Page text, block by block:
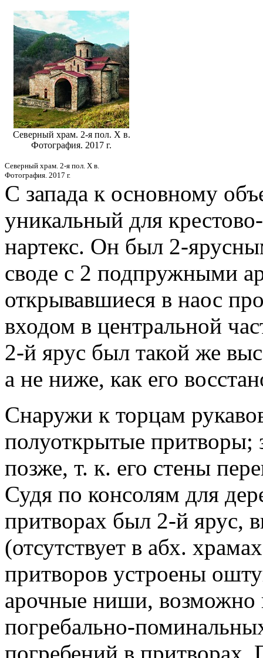
Северный храм. 2-я пол. X в.
Фотография. 2017 г.
Северный храм. 2-я пол. X в.
Фотография. 2017 г.
С запада к основному
уникальный для
нартекс. Он был 2-
своде с 2 подпружными
открывавшиеся в наос
входом в центральной
2-й ярус был такой же
а не ниже, как его
Снаружи к торцам
полуоткрытые притворы;
позже, т. к. его стены
Судя по консолям для
притворах был 2-й ярус,
(отсутствует в абх.
притворов устроены
арочные ниши, возможно
погребально-
погребений в притворах.